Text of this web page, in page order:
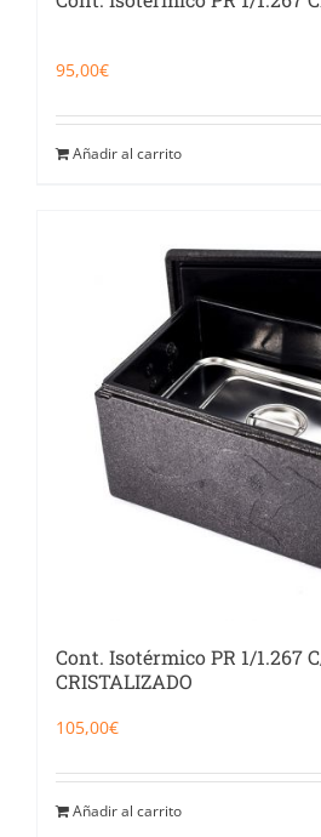
95,00€
Añadir al carrito
Cont. Isotérmico PR 1/1.267
CRISTALIZADO
105,00€
Añadir al carrito